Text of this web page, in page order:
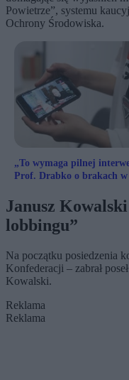
Powietrze”, systemu
Ochrony Środowiska.
„To wymaga pilnej
Prof. Drabko o brakach
Janusz
lobbingu”
Na początku posiedzenia
Konfederacji – zabrał
Kowalski.
Reklama
Reklama